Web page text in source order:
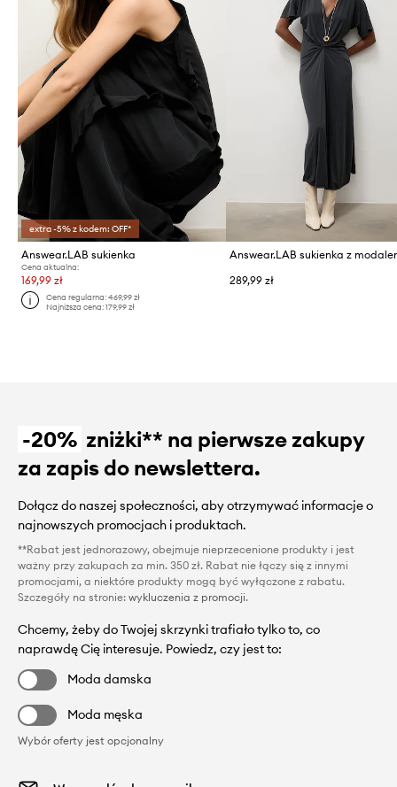
extra -5% z kodem: OFF*
Answear.LAB sukienka
Cena aktualna:
169,99 zł
Cena regularna:469,99 zł
Najniższa cena:179,99 zł
Answear.LAB sukienka z
289,99 zł
-20% zniżki** na pierwsze zakupy
za zapis do newslettera.
Dołącz do naszej społeczności, aby otrzymywać informacje o
najnowszych promocjach i produktach.
**Rabat jest jednorazowy, obejmuje nieprzecenione produkty i jest
ważny przy zakupach za min. 350 zł. Rabat nie łączy się z innymi
promocjami, a niektóre produkty mogą być wyłączone z rabatu.
Szczegóły na stronie: wykluczenia z promocji.
Chcemy, żeby do Twojej skrzynki trafiało tylko to, co
naprawdę Cię interesuje. Powiedz, czy jest to:
Moda damska
Moda męska
Wybór oferty jest opcjonalny